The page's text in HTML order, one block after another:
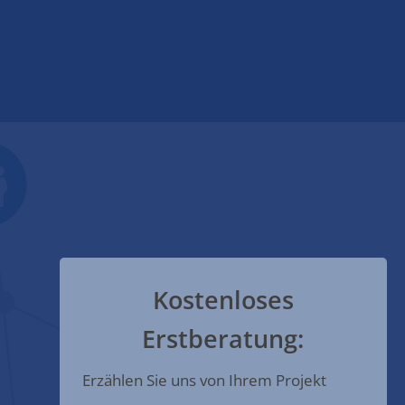
Kostenloses
Erstberatung:
Erzählen Sie uns von Ihrem Projekt